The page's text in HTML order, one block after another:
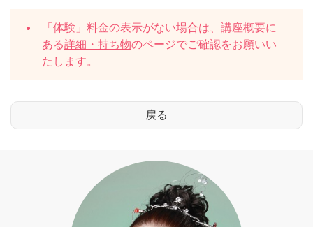
「体験」料金の表示がない場合は、講座概要に
ある詳細・持ち物のページでご確認をお願いい
たします。